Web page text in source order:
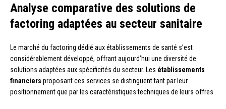
Analyse comparative des solutions de
factoring adaptées au secteur sanitaire
Le marché du factoring dédié aux établissements de santé s’est
considérablement développé, offrant aujourd’hui une diversité de
solutions adaptées aux spécificités du secteur. Les établissements
financiers proposant ces services se distinguent tant par leur
positionnement que par les caractéristiques techniques de leurs offres.